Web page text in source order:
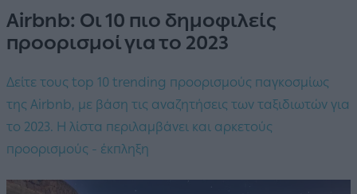
Airbnb: Οι 10 πιο δημοφιλείς
προορισμοί για το 2023
Δείτε τους top 10 trending προορισμούς παγκοσμίως
της Airbnb, με βάση τις αναζητήσεις των ταξιδιωτών για
το 2023. Η λίστα περιλαμβάνει και αρκετούς
προορισμούς - έκπληξη